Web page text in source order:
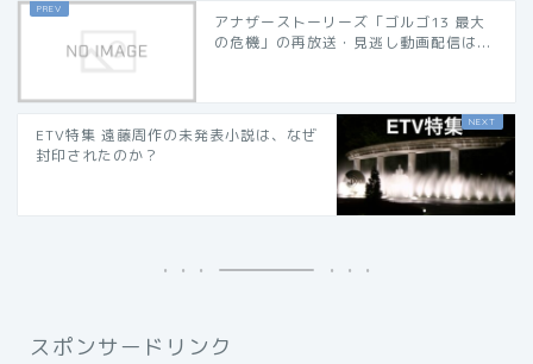
アナザーストーリーズ「ゴルゴ13 最大
の危機」の再放送・見逃し動画配信は...
ETV特集 遠藤周作の未発表小説は、なぜ
封印されたのか？
スポンサードリンク